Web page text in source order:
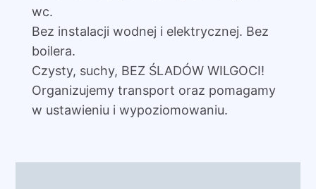
wc.
Bez instalacji wodnej i elektrycznej. Bez
boilera.
Czysty, suchy, BEZ ŚLADÓW WILGOCI!
Organizujemy transport oraz pomagamy
w ustawieniu i wypoziomowaniu.